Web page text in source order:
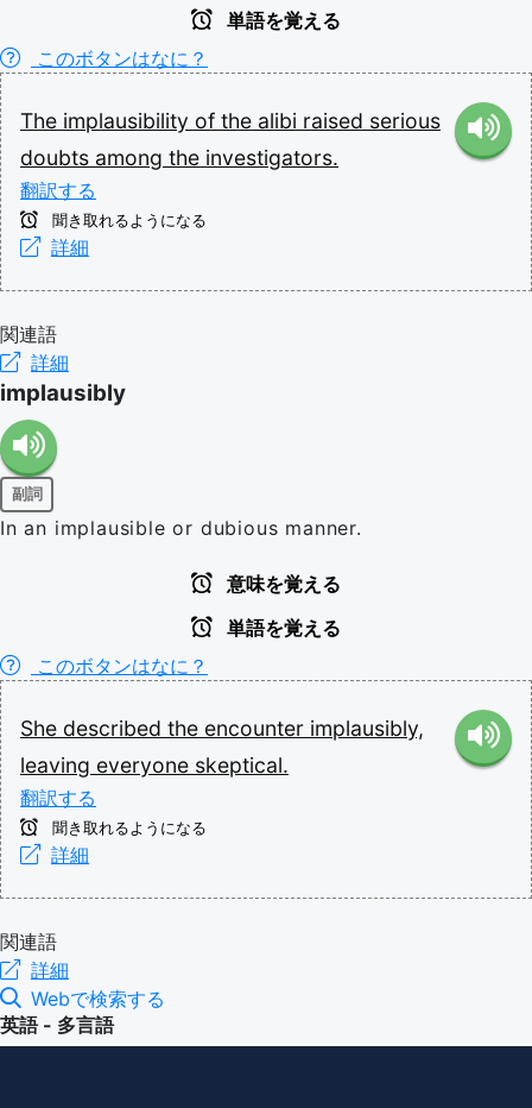
単語を覚える
このボタンはなに？
The implausibility of the alibi raised serious
doubts among the investigators.
翻訳する
聞き取れるようになる
詳細
関連語
詳細
implausibly
副詞
In an implausible or dubious manner.
意味を覚える
単語を覚える
このボタンはなに？
She described the encounter implausibly,
leaving everyone skeptical.
翻訳する
聞き取れるようになる
詳細
関連語
詳細
Webで検索する
英語 - 多言語